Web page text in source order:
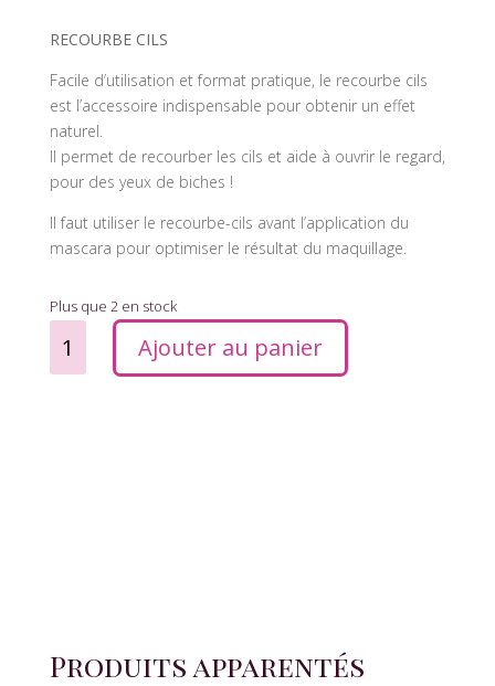
RECOURBE CILS
Facile d’utilisation et format pratique, le recourbe cils
est l’accessoire indispensable pour obtenir un effet
naturel.
Il permet de recourber les cils et aide à ouvrir le regard,
pour des yeux de biches !
Il faut utiliser le recourbe-cils avant l’application du
mascara pour optimiser le résultat du maquillage.
Plus que 2 en stock
RECOURBE
Ajouter au panier
Produits apparentés